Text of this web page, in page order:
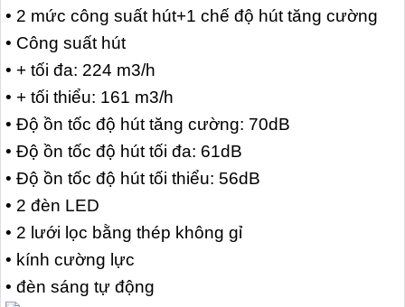
• 2 mức công suất hút+1 chế độ hút tăng cường
• Công suất hút
• + tối đa: 224 m3/h
• + tối thiểu: 161 m3/h
• Độ ồn tốc độ hút tăng cường: 70dB
• Độ ồn tốc độ hút tối đa: 61dB
• Độ ồn tốc độ hút tối thiểu: 56dB
• 2 đèn LED
• 2 lưới lọc bằng thép không gỉ
• kính cường lực
• đèn sáng tự động